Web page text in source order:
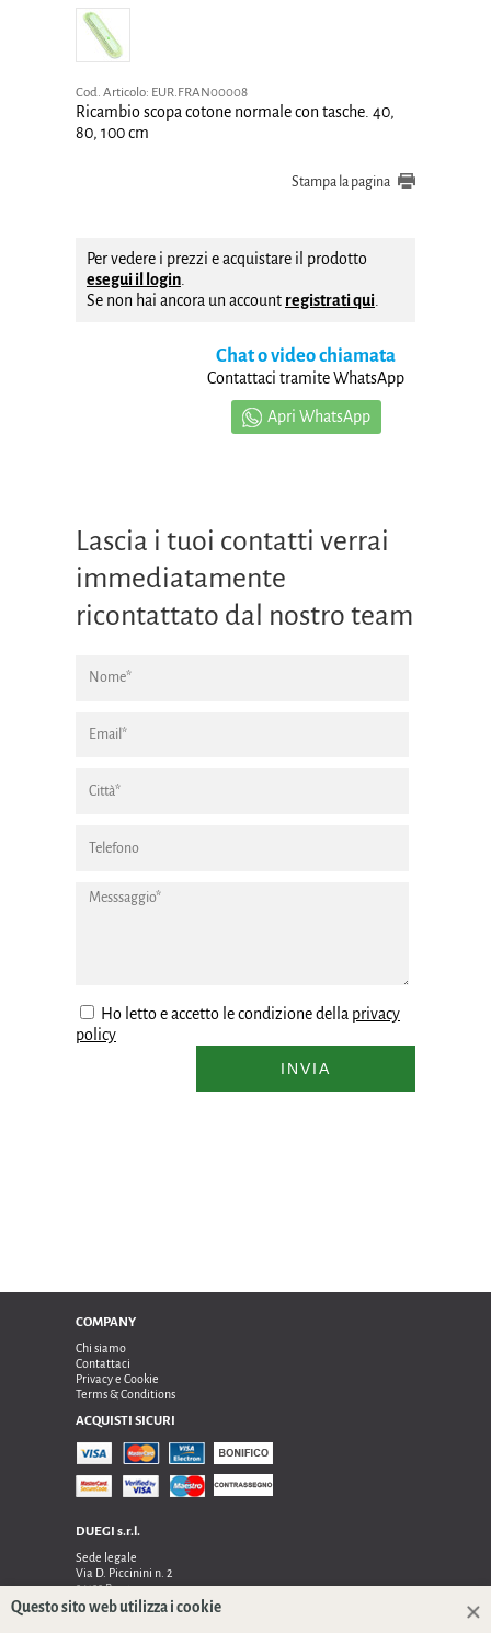
Cod. Articolo: EUR.FRAN00008
Ricambio scopa cotone normale con tasche. 40,
80, 100 cm
Stampa la pagina
Per vedere i prezzi e acquistare il prodotto
esegui il login
Se non hai ancora un account registrati qui
Chat o video chiamata
Contattaci tramite WhatsApp
Apri WhatsApp
Lascia i tuoi contatti verrai
immediatamente
ricontattato dal nostro team
Ho letto e accetto le condizione della privacy
policy
INVIA
COMPANY
Chi siamo
Contattaci
Privacy e Cookie
Terms & Conditions
ACQUISTI SICURI
DUEGI s.r.l.
Sede legale
Via D. Piccinini n. 2
24122 Bergamo
Sede operativa e amministrativa:
Questo sito web utilizza i cookie